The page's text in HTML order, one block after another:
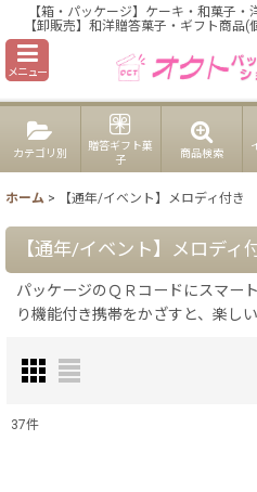
【箱・パッケージ】ケーキ・和菓子
【卸販売】和洋贈答菓子・ギフト商品
メニュー
カテゴリ別
贈答ギフト菓
子
商品検索
ホーム > 【通年/イベント】メロディ付き
【通年/イベント】メロディ
パッケージのＱＲコードにスマー
り機能付き携帯をかざすと、楽し
37件